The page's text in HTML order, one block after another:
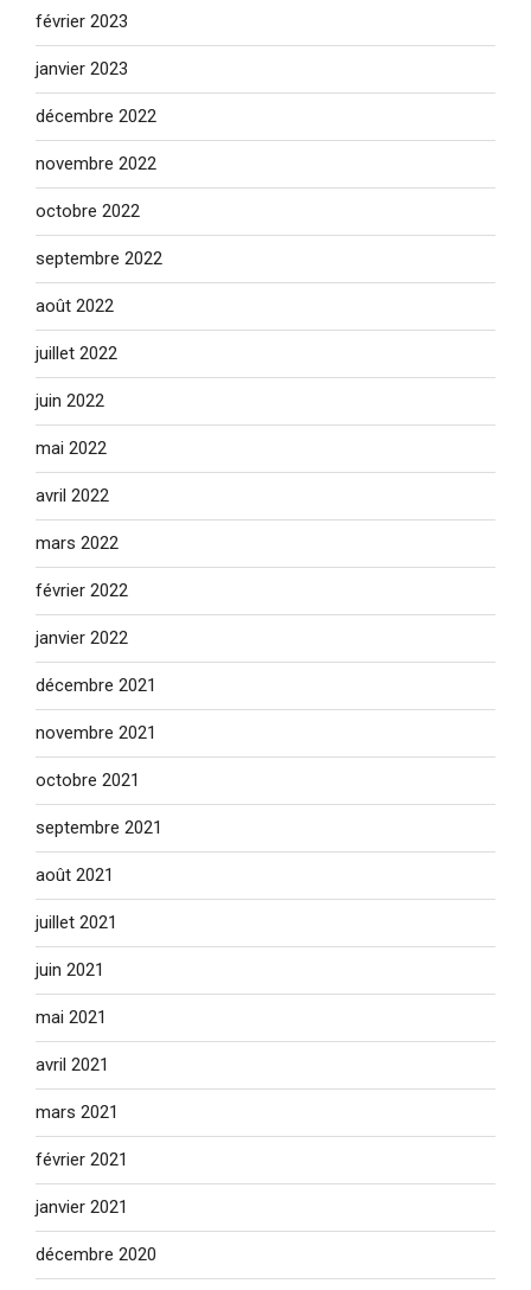
février 2023
janvier 2023
décembre 2022
novembre 2022
octobre 2022
septembre 2022
août 2022
juillet 2022
juin 2022
mai 2022
avril 2022
mars 2022
février 2022
janvier 2022
décembre 2021
novembre 2021
octobre 2021
septembre 2021
août 2021
juillet 2021
juin 2021
mai 2021
avril 2021
mars 2021
février 2021
janvier 2021
décembre 2020